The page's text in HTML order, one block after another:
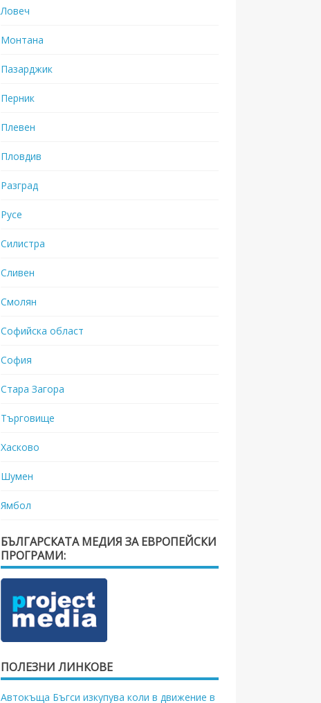
Ловеч
Монтана
Пазарджик
Перник
Плевен
Пловдив
Разград
Русе
Силистра
Сливен
Смолян
Софийска област
София
Стара Загора
Търговище
Хасково
Шумен
Ямбол
БЪЛГАРСКАТА МЕДИЯ ЗА ЕВРОПЕЙСКИ
ПРОГРАМИ:
ПОЛЕЗНИ ЛИНКОВЕ
Автокъща Бъгси изкупува коли в движение в